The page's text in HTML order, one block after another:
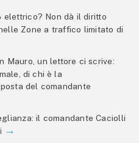
elettrico? Non dà il diritto
Zone a traffico limitato di
Mauro, un lettore ci scrive:
di chi è la
del comandante
il comandante Caciolli